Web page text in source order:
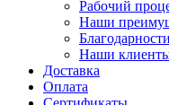
Рабочий
Наши
Наши
Доставка
Оплата